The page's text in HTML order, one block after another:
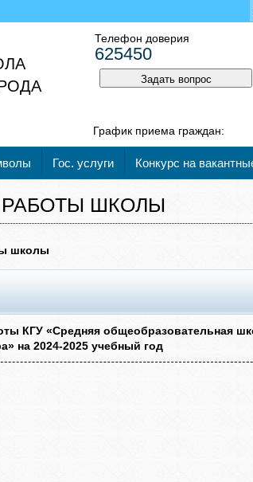
Телефон доверия
625450
Задать вопрос
График приема граждан:
Гос. услуги Конкурс на
ШКОЛЫ
школы
КГУ «Средняя общеобразовательная
на 2024-2025 учебный год